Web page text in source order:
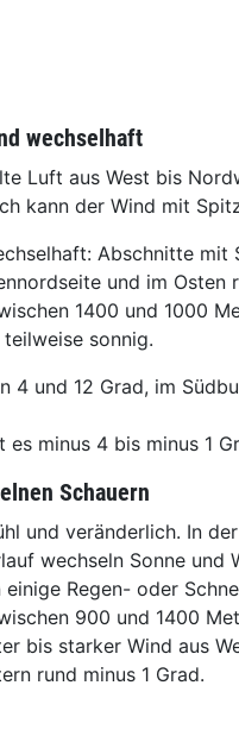
wechselhaft
Luft aus West bis
kann der Wind mit
Abschnitte mit
und im Osten
1400 und 1000
sonnig.
4 und 12 Grad, im
minus 4 bis minus 1
Schauern
und veränderlich. In
wechseln Sonne und
einige Regen- oder
900 und 1400
bis starker Wind aus
rund minus 1 Grad.